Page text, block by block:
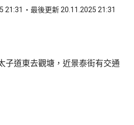
21:31 最後更新 20.11.2025 21:31
子道東去觀塘，近景泰街有交通